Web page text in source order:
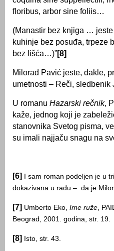
floribus, arbor sine foliis…
(Manastir bez knjiga …
kuhinje bez posuđa, trpeze
bez lišća…)”[8]
Milorad Pavić jeste, dakle,
umetnosti – Reči, sledbenik
U romanu Hazarski rečnik,
kaže, jednog koji je
stanovnika Svetog pisma,
su imali najjaču snagu na
[6] I sam roman podeljen je u
dokazivana u radu – da je
[7] Umberto Eko, Ime ruže,
Beograd, 2001. godina, str. 19.
[8] Isto, str. 43.